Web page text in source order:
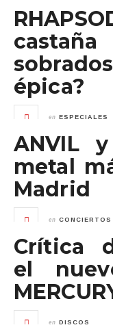
épica?
en ESPECIALES
ANVIL
metal
Madrid
en CONCIERTOS
Crítica
el
en DISCOS